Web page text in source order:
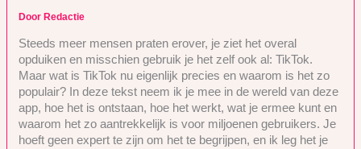
DoorRedactie
Steeds meer mensen praten erover, je ziet het overal
opduiken en misschien gebruik je het zelf ook al: TikTok.
Maar wat is TikTok nu eigenlijk precies en waarom is het zo
populair? In deze tekst neem ik je mee in de wereld van deze
app, hoe het is ontstaan, hoe het werkt, wat je ermee kunt en
waarom het zo aantrekkelijk is voor miljoenen gebruikers. Je
hoeft geen expert te zijn om het te begrijpen, en ik leg het je